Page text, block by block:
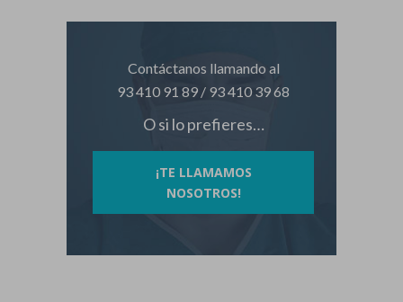
Contáctanos llamando al
93 410 91 89 / 93 410 39 68
O si lo prefieres…
¡TE LLAMAMOS
NOSOTROS!